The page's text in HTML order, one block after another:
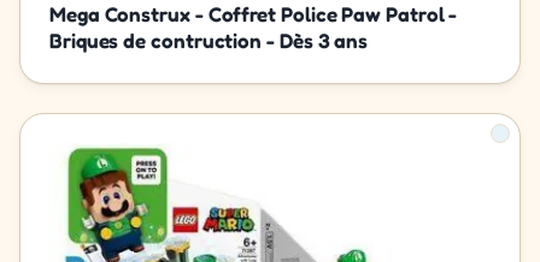
Mega Construx - Coffret Police Paw Patrol -
Briques de contruction - Dès 3 ans